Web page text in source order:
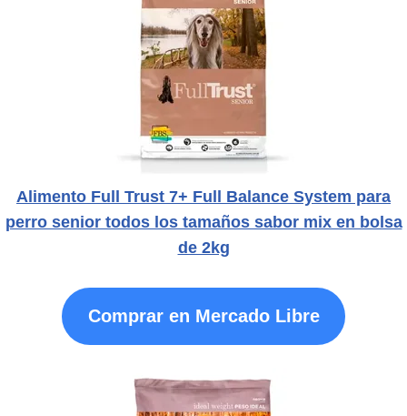
Alimento Full Trust 7+ Full Balance System para
perro senior todos los tamaños sabor mix en bolsa
de 2kg
Comprar en Mercado Libre